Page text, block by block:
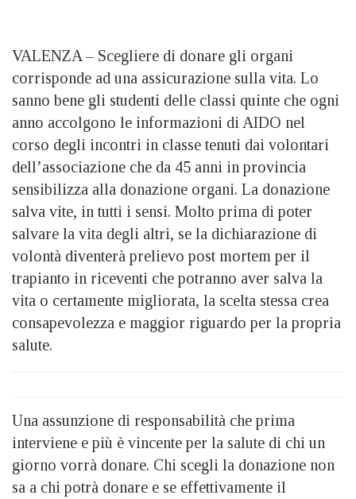
VALENZA – Scegliere di donare gli organi
corrisponde ad una assicurazione sulla vita. Lo
sanno bene gli studenti delle classi quinte che ogni
anno accolgono le informazioni di AIDO nel
corso degli incontri in classe tenuti dai volontari
dell’associazione che da 45 anni in provincia
sensibilizza alla donazione organi. La donazione
salva vite, in tutti i sensi. Molto prima di poter
salvare la vita degli altri, se la dichiarazione di
volontà diventerà prelievo post mortem per il
trapianto in riceventi che potranno aver salva la
vita o certamente migliorata, la scelta stessa crea
consapevolezza e maggior riguardo per la propria
salute.
Una assunzione di responsabilità che prima
interviene e più è vincente per la salute di chi un
giorno vorrà donare. Chi scegli la donazione non
sa a chi potrà donare e se effettivamente il